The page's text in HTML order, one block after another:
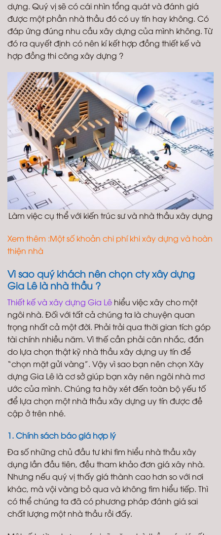
dựng. Quý vị sẽ có cái nhìn tổng quát và đánh giá
được một phần nhà thầu đó có uy tín hay không. Có
đáp ứng đúng nhu cầu xây dựng của mình không. Từ
đó ra quyết định có nên kí kết hợp đồng thiết kế và
hợp đồng thi công xây dựng ?
Làm việc cụ thể với kiến trúc sư và nhà thầu xây dựng
Xem thêm :Một số khoản chi phí khi xây dựng và hoàn
thiện nhà
Vì sao quý khách nên chọn cty xây dựng
Gia Lê là nhà thầu ?
Thiết kế và xây dựng Gia Lê hiểu việc xây cho một
ngôi nhà. Đối với tất cả chúng ta là chuyện quan
trọng nhất cả một đời. Phải trải qua thời gian tích góp
tài chính nhiều năm. Vì thế cần phải cân nhắc, đắn
do lựa chọn thật kỹ nhà thầu xây dựng uy tín để
“chọn mặt gửi vàng”. Vậy vì sao bạn nên chọn Xây
dựng Gia Lê là cơ sở giúp bạn xây nên ngôi nhà mơ
ước của mình. Chúng ta hãy xét đến toàn bộ yếu tố
để lựa chọn một nhà thầu xây dựng uy tín được đề
cập ở trên nhé.
1. Chính sách báo giá hợp lý
Đa số những chủ đầu tư khi tìm hiểu nhà thầu xây
dụng lần đầu tiên, đều tham khảo đơn giá xây nhà.
Nhưng nếu quý vị thấy giá thành cao hơn so với nơi
khác, mà vội vàng bỏ qua và không tìm hiểu tiếp. Thì
có thể chúng ta đã có phương pháp đánh giá sai
chất lượng một nhà thầu rồi đấy.